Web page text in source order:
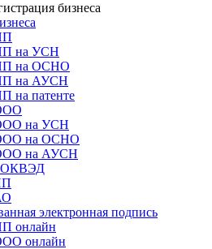
бизнеса
на УСН
на ОСНО
на АУСН
на патенте
на УСН
ООО на ОСНО
ООО на АУСН
ОКВЭД
электронная подпись
онлайн
онлайн